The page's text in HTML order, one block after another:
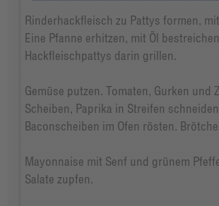
Rinderhackfleisch zu Pattys formen,
Eine Pfanne erhitzen, mit Öl
Hackfleischpattys darin grillen.
Gemüse putzen. Tomaten, Gurken und
Scheiben, Paprika in Streifen
Baconscheiben im Ofen rösten.
Mayonnaise mit Senf und grünem
Salate zupfen.